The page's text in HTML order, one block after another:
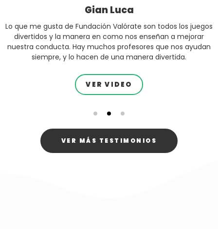
Gian Luca
Lo que me gusta de Fundación Valórate son todos los juegos
divertidos y la manera en como nos enseñan a mejorar
nuestra conducta. Hay muchos profesores que nos ayudan
siempre, y lo hacen de una manera divertida.
VER VIDEO
VER MÁS TESTIMONIOS